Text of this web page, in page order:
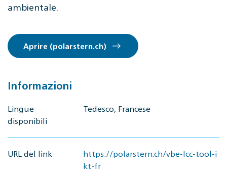
ambientale.
Aprire (polarstern.ch)
Informazioni
Lingue
disponibili
Tedesco, Francese
URL del link
https://polarstern.ch/vbe-lcc-tool-i
kt-fr